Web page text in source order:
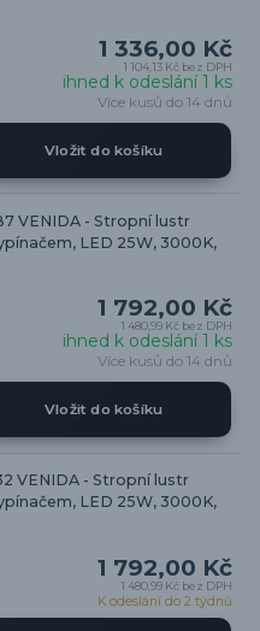
1 336,00 Kč
1 104,13 Kč bez DPH
ihned k odeslání 1 ks
Více kusů do 14 dnů
Vložit do košíku
VENIDA - Stropní lustr
LED 25W, 3000K,
1 792,00 Kč
1 480,99 Kč bez DPH
ihned k odeslání 1 ks
Více kusů do 14 dnů
Vložit do košíku
VENIDA - Stropní lustr
LED 25W, 3000K,
1 792,00 Kč
1 480,99 Kč bez DPH
K odeslání do 2 týdnů